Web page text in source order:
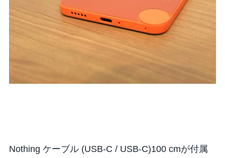
Nothing ケーブル (USB-C / USB-C)100 cmが付属